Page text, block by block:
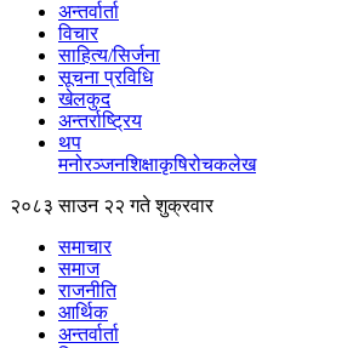
अन्तर्वार्ता
विचार
साहित्य/सिर्जना
सूचना प्रविधि
खेलकुद
अन्तर्राष्ट्रिय
थप
मनोरञ्‍जनशिक्षाकृषिरोचकलेख
२०८३ साउन २२ गते शुक्रवार
समाचार
समाज
राजनीति
आर्थिक
अन्तर्वार्ता